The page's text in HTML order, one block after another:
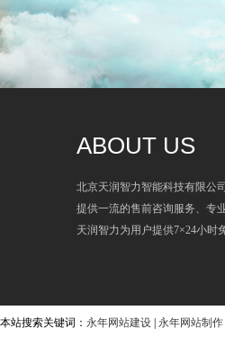
ABOUT US
北京天润智力智能科技有限公
提供一流的售前咨询服务、专
天润智力为用户提供7×24小时
本站搜索关键词： 永年网站建设 永年网站制作